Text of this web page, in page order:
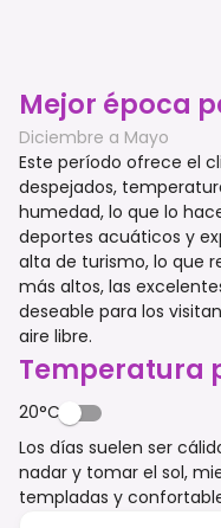
Mejor época
Diciembre a Mayo
Este período ofrece el
despejados,
humedad, lo que lo
deportes acuáticos y
alta de turismo, lo que
más altos, las
deseable para los
aire libre.
Temperatura
20°C
Los días suelen ser
nadar y tomar el sol,
templadas y